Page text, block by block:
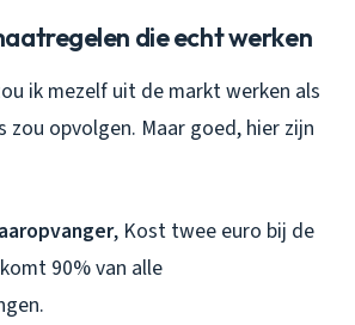
die echt werken
ik mezelf uit de markt werken als
zou opvolgen. Maar goed, hier zijn
, Kost twee euro bij de
90% van alle